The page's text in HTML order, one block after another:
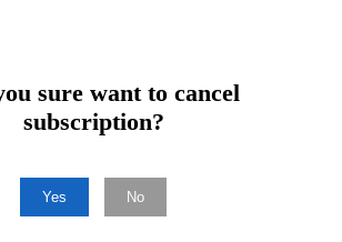
sure want to cancel
subscription?
Yes No